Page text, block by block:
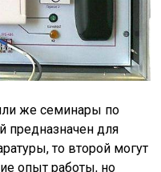
же семинары по
предназначен для
то второй могут
опыт работы, но